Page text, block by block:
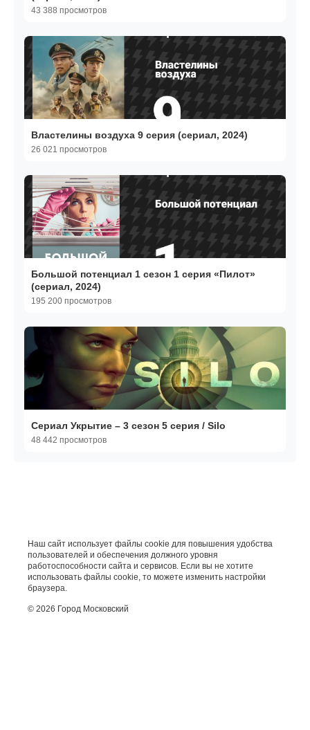
43 388 просмотров
Властелины воздуха 9 серия (сериал, 2024)
26 021 просмотров
Большой потенциал 1 сезон 1 серия «Пилот»
(сериал, 2024)
195 200 просмотров
Сериал Укрытие – 3 сезон 5 серия / Silo
48 442 просмотров
Наш сайт использует файлы cookie для повышения удобства
пользователей и обеспечения должного уровня
работоспособности сайта и сервисов. Если вы не хотите
использовать файлы cookie, то можете изменить настройки
браузера.
© 2026 Город Московский